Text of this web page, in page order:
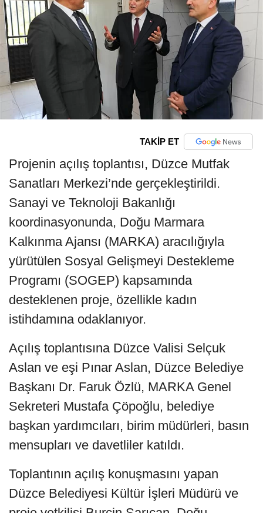
TAKİP ET
Projenin açılış toplantısı, Düzce Mutfak
Sanatları Merkezi’nde gerçekleştirildi.
Sanayi ve Teknoloji Bakanlığı
koordinasyonunda, Doğu Marmara
Kalkınma Ajansı (MARKA) aracılığıyla
yürütülen Sosyal Gelişmeyi Destekleme
Programı (SOGEP) kapsamında
desteklenen proje, özellikle kadın
istihdamına odaklanıyor.
Açılış toplantısına Düzce Valisi Selçuk
Aslan ve eşi Pınar Aslan, Düzce Belediye
Başkanı Dr. Faruk Özlü, MARKA Genel
Sekreteri Mustafa Çöpoğlu, belediye
başkan yardımcıları, birim müdürleri, basın
mensupları ve davetliler katıldı.
Toplantının açılış konuşmasını yapan
Düzce Belediyesi Kültür İşleri Müdürü ve